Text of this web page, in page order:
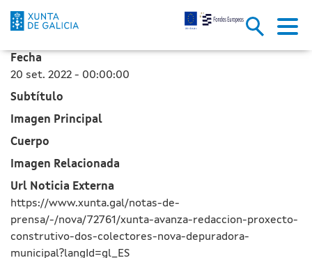
A Xunta avanza na redacción
Skip to Main Content
Fecha
20 set. 2022 - 00:00:00
Subtítulo
Imagen Principal
Cuerpo
Imagen Relacionada
Url Noticia Externa
https://www.xunta.gal/notas-de-
prensa/-/nova/72761/xunta-avanza-redaccion-proxecto-
construtivo-dos-colectores-nova-depuradora-
municipal?langId=gl_ES